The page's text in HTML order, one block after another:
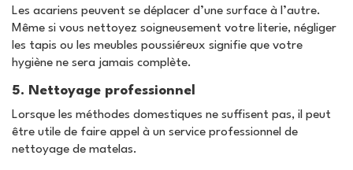
Les acariens peuvent se déplacer d’une surface à l’autre.
Même si vous nettoyez soigneusement votre literie, négliger
les tapis ou les meubles poussiéreux signifie que votre
hygiène ne sera jamais complète.
5. Nettoyage professionnel
Lorsque les méthodes domestiques ne suffisent pas, il peut
être utile de faire appel à un service professionnel de
nettoyage de matelas.